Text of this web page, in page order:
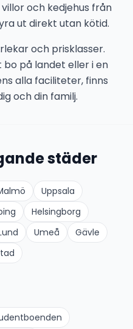
och kedjehus från
ut direkt utan kötid.
och prisklasser.
på landet eller i en
alla faciliteter, finns
och din familj.
städer
Uppsala
Helsingborg
Umeå
Gävle